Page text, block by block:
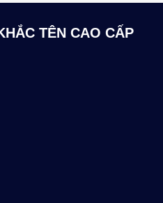
TÊN CAO CẤP